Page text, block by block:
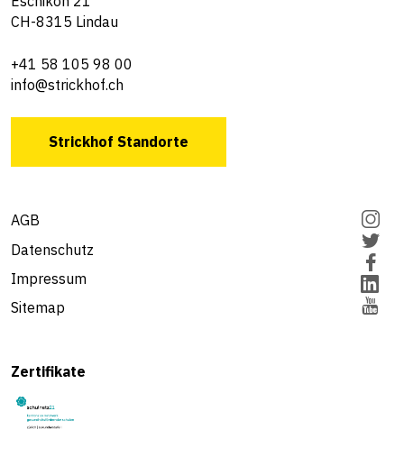
CH-8315 Lindau
+41 58 105 98 00
info@strickhof.ch
Strickhof Standorte
AGB
Datenschutz
Impressum
Sitemap
Zertifikate